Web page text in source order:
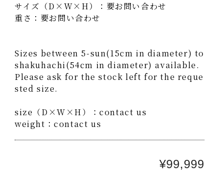
サイズ（D×W×H）：要お問い合わせ
重さ：要お問い合わせ
Sizes between 5-sun(15cm in diameter) to
shakuhachi(54cm in diameter) available.
Please ask for the stock left for the reque
sted size.
size（D×W×H）：contact us
weight：contact us
¥99,999